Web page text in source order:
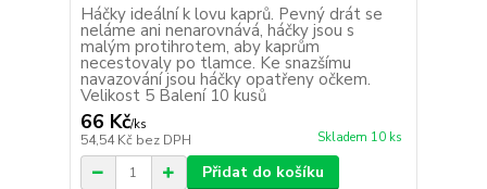
Háčky ideální k lovu kaprů. Pevný drát se
neláme ani nenarovnává, háčky jsou s
malým protihrotem, aby kaprům
necestovaly po tlamce. Ke snazšímu
navazování jsou háčky opatřeny očkem.
Velikost 5 Balení 10 kusů
66 Kč/ks
54,54 Kč bez DPH Skladem 10 ks
Přidat do košíku